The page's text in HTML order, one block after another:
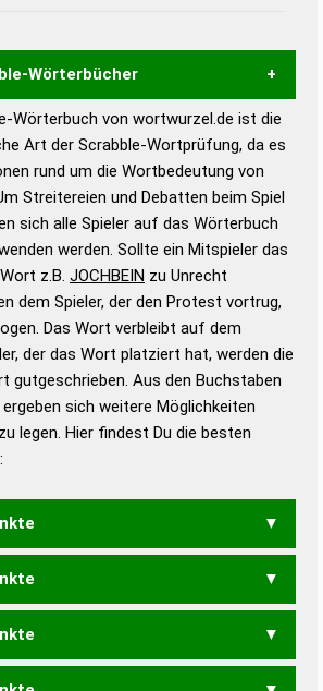
Wörterbücher
mit Hilfe eines semantischen
gute Anhaltspunkte zu
und Wortform, um die
für das Scrabble-Spiel zu
Turnier Scrabble-
Duden – Standardwerk in 12 Bänden
Duden – Richtiges und gutes
Deutsch
Duden – Die deutsche Grammatik
Duden – Deutsches
Wörterbuch von wortwurzel.de ist die
Art der Scrabble-Wortprüfung, da es
rund um die Wortbedeutung von
Streitereien und Debatten beim Spiel
sich alle Spieler auf das Wörterbuch
werden. Sollte ein Mitspieler das
z.B. JOCHBEIN zu Unrecht
dem Spieler, der den Protest vortrug,
Das Wort verbleibt auf dem
der das Wort platziert hat, werden die
gutgeschrieben. Aus den Buchstaben
ergeben sich weitere Möglichkeiten
legen. Hier findest Du die besten